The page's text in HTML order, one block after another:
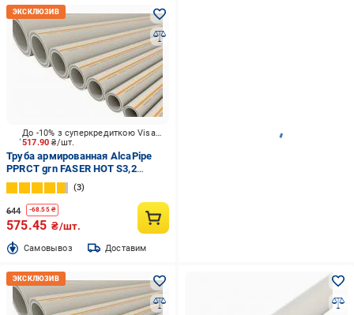
517.90₴/шт.
До -10% з суперкредиткою Visa Вигода
Труба армированная AlcaPipe
PPRCT grn FASER HOT S3,2
SDR7,4 20x2,8 4 м
3
644 -68.55₴
575.45 ₴/шт.
Cамовывоз Доставим